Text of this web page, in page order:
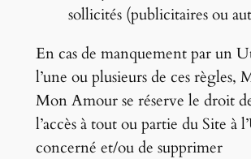
sollicités (publicitaires ou
En cas de manquement par un
l’une ou plusieurs de ces règles,
Mon Amour se réserve le droit
l’accès à tout ou partie du Site à
concerné et/ou de supprimer